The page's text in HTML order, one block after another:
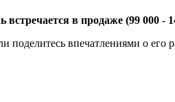
в продаже (99 000 -
поделитесь впечатлениями о его